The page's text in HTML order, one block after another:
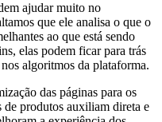
ajudar muito no
que ele analisa o que o
ao que está sendo
elas podem ficar para trás
algoritmos da plataforma.
das páginas para os
de produtos auxiliam direta e